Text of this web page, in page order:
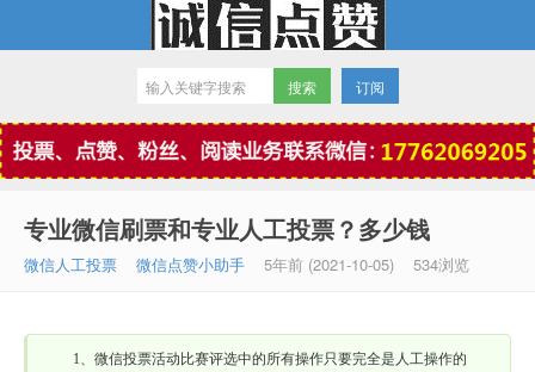
微信点赞
订阅
专业微信刷票和专业人工投票？多少钱
微信人工投票 微信点赞小助手 5年前 (2021-10-05) 534浏览
1、微信投票活动比赛评选中的所有操作只要完全是人工操作的